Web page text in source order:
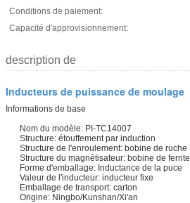
Conditions de paiement:
Capacité d'approvisionnement:
description de
Inducteurs de puissance de moulage
Informations de base
Nom du modèle: PI-TC14007
Structure: étouffement par induction
Structure de l'enroulement: bobine de ruche
Structure du magnétisateur: bobine de ferrite
Forme d'emballage: Inductance de la puce
Valeur de l'inducteur: inducteur fixe
Emballage de transport: carton
Origine: Ningbo/Kunshan/Xi'an